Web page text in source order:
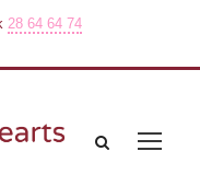
28 64 64 74